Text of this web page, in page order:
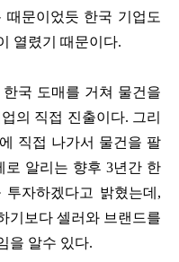
문이었듯 한국 기업도
열렸기 때문이다.
국 도매를 거쳐 물건을
의 직접 진출이다. 그리
직접 나가서 물건을 팔
로 알리는 향후 3년간 한
자하겠다고 밝혔는데,
기보다 셀러와 브랜드를
을 알수 있다.